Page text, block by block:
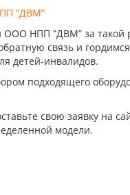
”ДВМ”
НПП ”ДВМ” за такой
связь и
детей-инвалидов.
подходящего
свою заявку на
модели.